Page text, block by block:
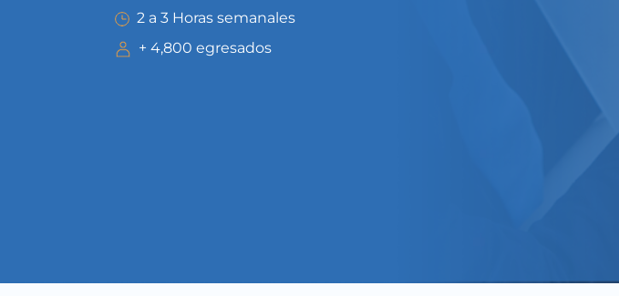
2 a 3 Horas semanales
+ 4,800 egresados